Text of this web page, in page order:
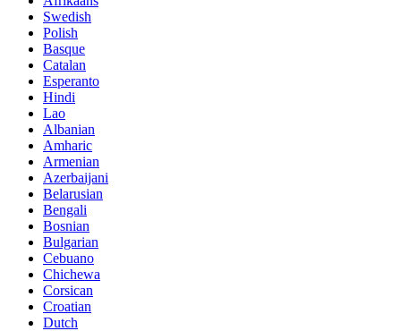
Swedish
Polish
Basque
Catalan
Esperanto
Hindi
Lao
Albanian
Amharic
Armenian
Azerbaijani
Belarusian
Bengali
Bosnian
Bulgarian
Cebuano
Chichewa
Corsican
Croatian
Dutch